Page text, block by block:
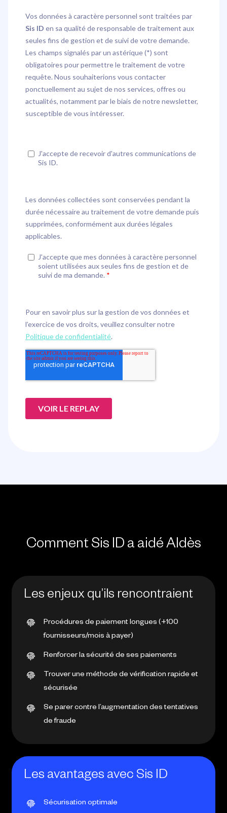
Comment Sis ID a aidé Aldès
Les enjeux qu’ils rencontraient
Procédures de paiement longues (+100
fournisseurs/mois à payer)
Renforcer la sécurité de ses paiements
Trouver une méthode de vérification rapide et
sécurisée
Se parer contre l’augmentation des tentatives
de fraude
Les avantages avec Sis ID
Sécurisation optimale